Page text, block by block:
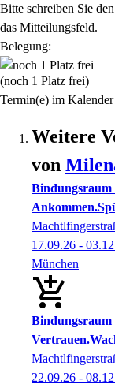
Bitte schreiben Sie
das Mitteilungsfeld.
Belegung:
(noch 1 Platz frei)
Termin(e) im Kalender
Weitere
von
Bindungsraum
17.09.26 -
München
Bindungsraum
22.09.26 -